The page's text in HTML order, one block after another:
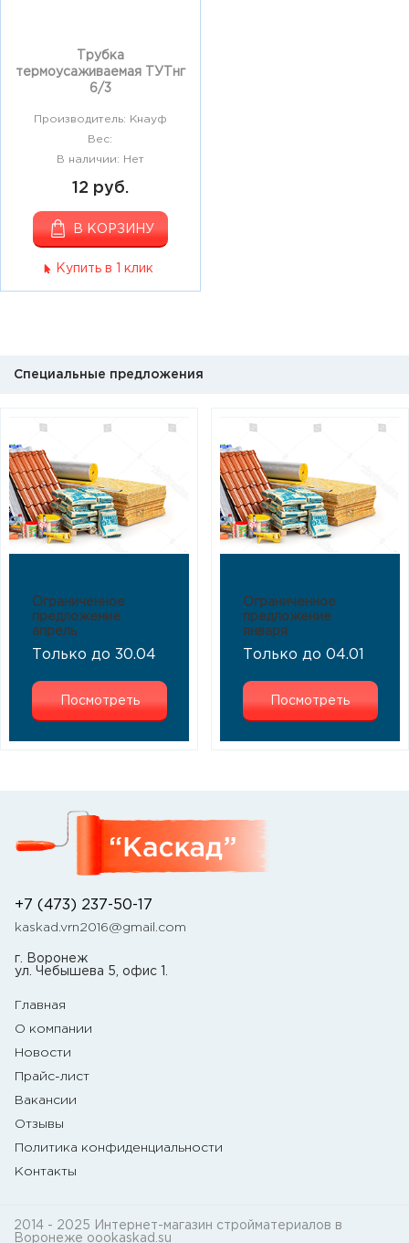
Трубка
термоусаживаемая ТУТнг
6/3
Производитель: Кнауф
Вес:
В наличии: Нет
12 руб.
В КОРЗИНУ
Купить в 1 клик
Специальные предложения
Ограниченное
предложение
апрель
Только до 30.04
Посмотреть
Ограниченное
предложение
января
Только до 04.01
Посмотреть
+7 (473) 237-50-17
kaskad.vrn2016@gmail.com
г. Воронеж
ул. Чебышева 5, офис 1.
Главная
О компании
Новости
Прайс-лист
Вакансии
Отзывы
Политика конфиденциальности
Контакты
2014 - 2025 Интернет-магазин стройматериалов в
Воронеже oookaskad.su